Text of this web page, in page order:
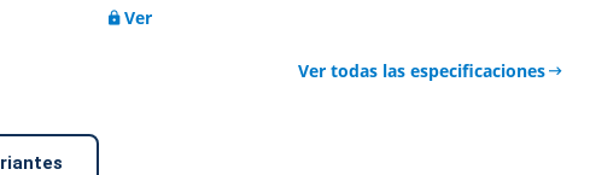
Ver
Ver todas las especificaciones